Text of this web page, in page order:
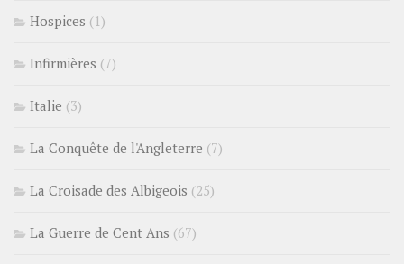
Hospices (1)
Infirmières (7)
Italie (3)
La Conquête de l'Angleterre (7)
La Croisade des Albigeois (25)
La Guerre de Cent Ans (67)